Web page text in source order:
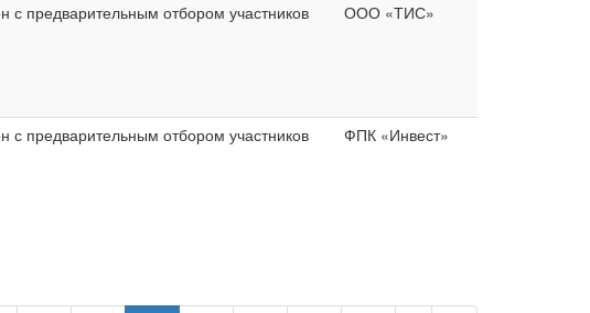
с предварительным отбором участников ООО «ТИС»
с предварительным отбором участников ФПК «Инвест»